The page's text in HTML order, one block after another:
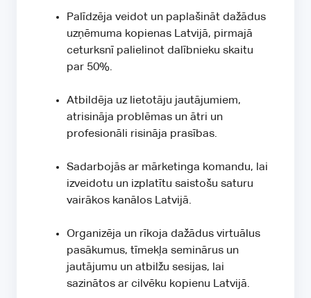
Palīdzēja veidot un paplašināt dažādus
uzņēmuma kopienas Latvijā, pirmajā
ceturksnī palielinot dalībnieku skaitu
par 50%.
Atbildēja uz lietotāju jautājumiem,
atrisināja problēmas un ātri un
profesionāli risināja prasības.
Sadarbojās ar mārketinga komandu, lai
izveidotu un izplatītu saistošu saturu
vairākos kanālos Latvijā.
Organizēja un rīkoja dažādus virtuālus
pasākumus, tīmekļa seminārus un
jautājumu un atbilžu sesijas, lai
sazinātos ar cilvēku kopienu Latvijā.